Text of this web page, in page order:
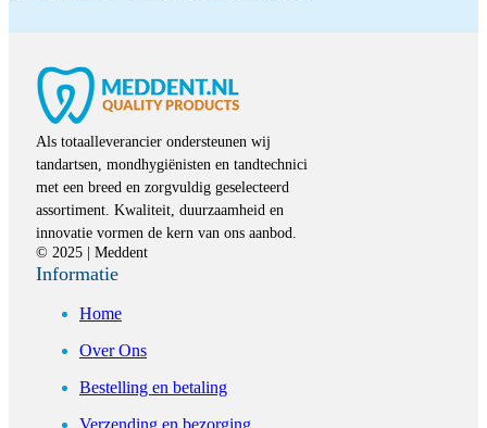
Als totaalleverancier ondersteunen wij
tandartsen, mondhygiënisten en tandtechnici
met een breed en zorgvuldig geselecteerd
assortiment. Kwaliteit, duurzaamheid en
innovatie vormen de kern van ons aanbod.
© 2025 | Meddent
Informatie
Home
Over Ons
Bestelling en betaling
Verzending en bezorging